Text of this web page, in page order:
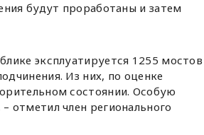
будут проработаны и затем
эксплуатируется 1255 мостов
Из них, по оценке
состоянии. Особую
отметил член регионального